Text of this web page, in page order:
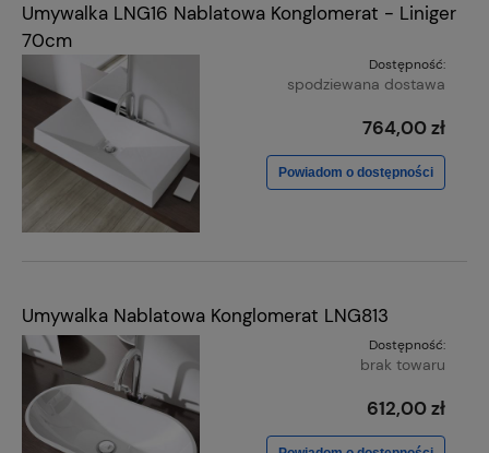
Umywalka LNG16 Nablatowa Konglomerat - Liniger
70cm
Dostępność:
spodziewana dostawa
764,00 zł
Powiadom o dostępności
Umywalka Nablatowa Konglomerat LNG813
Dostępność:
brak towaru
612,00 zł